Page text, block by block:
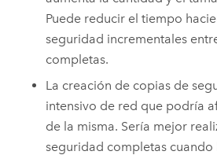
Puede reducir el tiempo
seguridad incrementales
completas.
La creación de copias de
intensivo de red que podría
de la misma. Sería mejor
seguridad completas cuando